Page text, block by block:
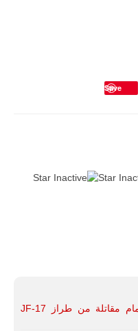
Save
نيجيريا | القوات الجوية تحتفل بإنضمام مقاتلة من طراز JF-17